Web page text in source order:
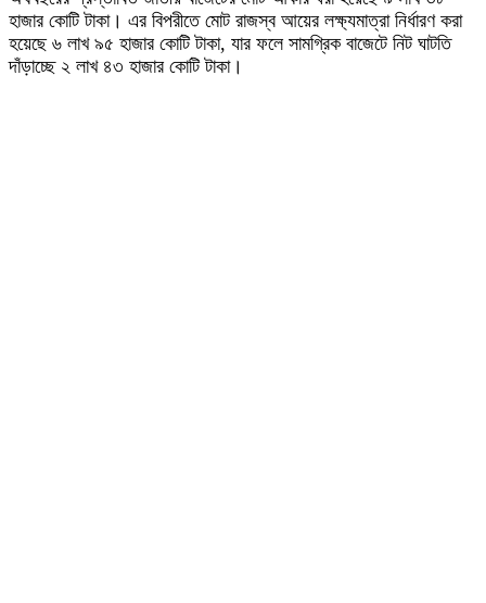
হাজার কোটি টাকা। এর বিপরীতে মোট রাজস্ব আয়ের লক্ষ্যমাত্রা নির্ধারণ করা
হয়েছে ৬ লাখ ৯৫ হাজার কোটি টাকা, যার ফলে সামগ্রিক বাজেটে নিট ঘাটতি
দাঁড়াচ্ছে ২ লাখ ৪৩ হাজার কোটি টাকা।